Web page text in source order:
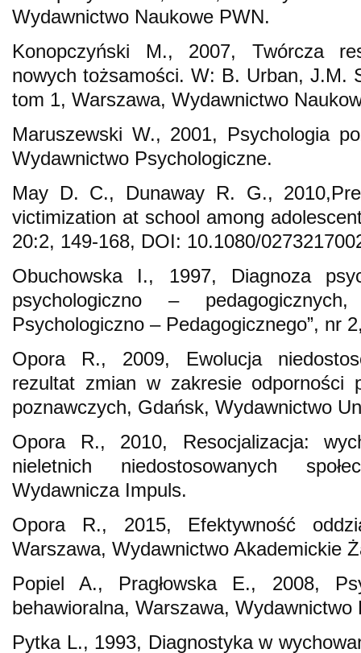
Wydawnictwo Naukowe PWN.
Konopczyński M., 2007, Twórcza
nowych tożsamości. W: B. Urban, J.M.
tom 1, Warszawa, Wydawnictwo
Maruszewski W., 2001, Psychologia
Wydawnictwo Psychologiczne.
May D. C., Dunaway R. G.,
victimization at school among
20:2, 149-168, DOI: 10.1080/
Obuchowska I., 1997, Diagnoza
psychologiczno –
Psychologiczno – Pedagogicznego”, nr
Opora R., 2009, Ewolucja
rezultat zmian w zakresie odporności
poznawczych, Gdańsk, Wydawnictwo
Opora R., 2010, Resocjalizacja:
nieletnich niedostosowanych
Wydawnicza Impuls.
Opora R., 2015, Efektywność
Warszawa, Wydawnictwo Akademickie
Popiel A., Pragłowska E., 2008,
behawioralna, Warszawa, Wydawnictwo
Pytka L., 1993, Diagnostyka w